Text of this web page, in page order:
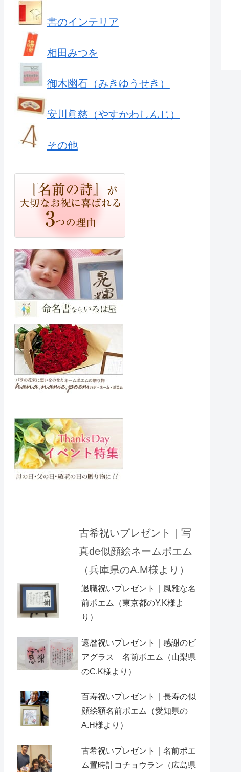
書のインテリア
相田みつを
御木幽石（みきゆうせき）
安川眞慈（やすかわしんじ）
その他
古希祝いプレゼント｜写
真de似顔絵ネームポエム
（兵庫県のA.M様より）
退職祝いプレゼント｜風雅な名
前ポエム（東京都のY.K様よ
り）
還暦祝いプレゼント｜感謝のビ
アグラス 名前ポエム（山梨県
のC.K様より）
百寿祝いプレゼント｜長寿の似
顔絵額名前ポエム（愛知県の
A.H様より ）
古希祝いプレゼント｜名前ポエ
ム置時計コチョウラン（広島県